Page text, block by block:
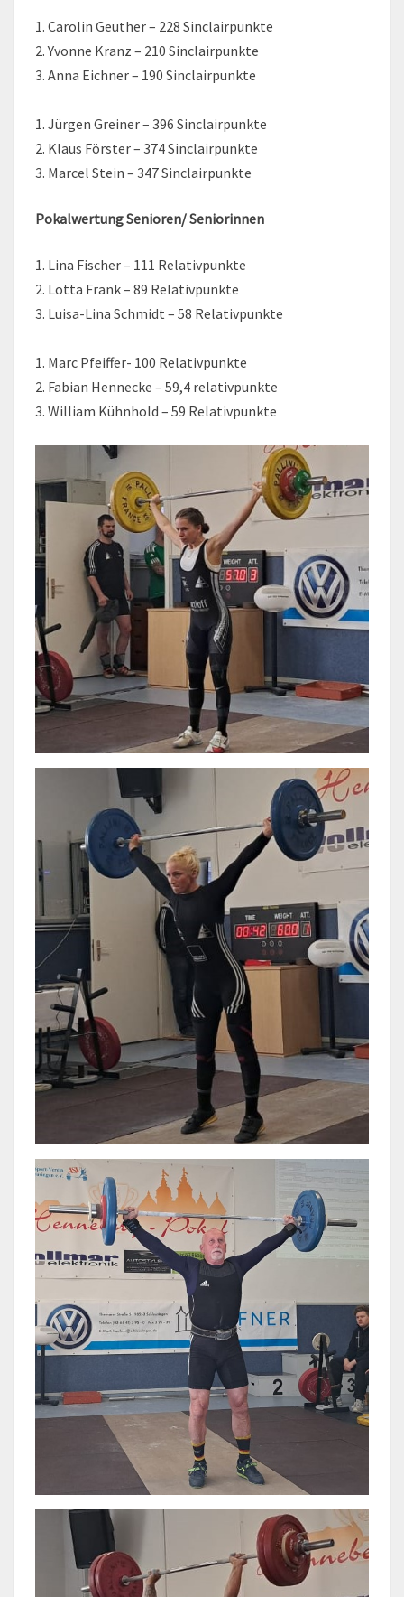
1. Carolin Geuther – 228 Sinclairpunkte
2. Yvonne Kranz – 210 Sinclairpunkte
3. Anna Eichner – 190 Sinclairpunkte
1. Jürgen Greiner – 396 Sinclairpunkte
2. Klaus Förster – 374 Sinclairpunkte
3. Marcel Stein – 347 Sinclairpunkte
Pokalwertung Senioren/ Seniorinnen
1. Lina Fischer – 111 Relativpunkte
2. Lotta Frank – 89 Relativpunkte
3. Luisa-Lina Schmidt – 58 Relativpunkte
1. Marc Pfeiffer- 100 Relativpunkte
2. Fabian Hennecke – 59,4 relativpunkte
3. William Kühnhold – 59 Relativpunkte